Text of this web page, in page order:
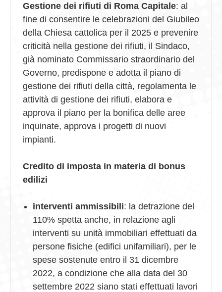
Gestione dei rifiuti di Roma Capitale: al
fine di consentire le celebrazioni del Giubileo
della Chiesa cattolica per il 2025 e prevenire
criticità nella gestione dei rifiuti, il Sindaco,
già nominato Commissario straordinario del
Governo, predispone e adotta il piano di
gestione dei rifiuti della città, regolamenta le
attività di gestione dei rifiuti, elabora e
approva il piano per la bonifica delle aree
inquinate, approva i progetti di nuovi
impianti.
Credito di imposta in materia di bonus
edilizi
interventi ammissibili: la detrazione del
110% spetta anche, in relazione agli
interventi su unità immobiliari effettuati da
persone fisiche (edifici unifamiliari), per le
spese sostenute entro il 31 dicembre
2022, a condizione che alla data del 30
settembre 2022 siano stati effettuati lavori